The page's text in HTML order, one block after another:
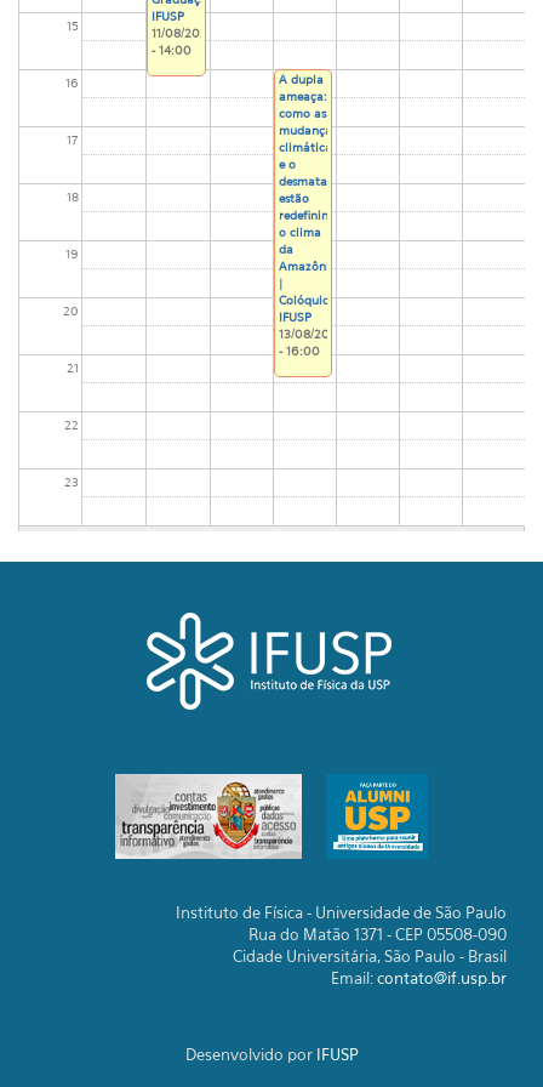
15
16
17
18
19
20
21
22
23
IFUSP
11/08/2026
- 14:00
A dupla
ameaça:
como as
mudanças
climáticas
e o
desmatamento
estão
redefinindo
o clima
da
Amazônia
|
Colóquio
IFUSP
13/08/2026
- 16:00
Instituto de Física - Universidade de São Paulo
Rua do Matão 1371 - CEP 05508-090
Cidade Universitária, São Paulo - Brasil
Email:contato@if.usp.br
Desenvolvido por IFUSP